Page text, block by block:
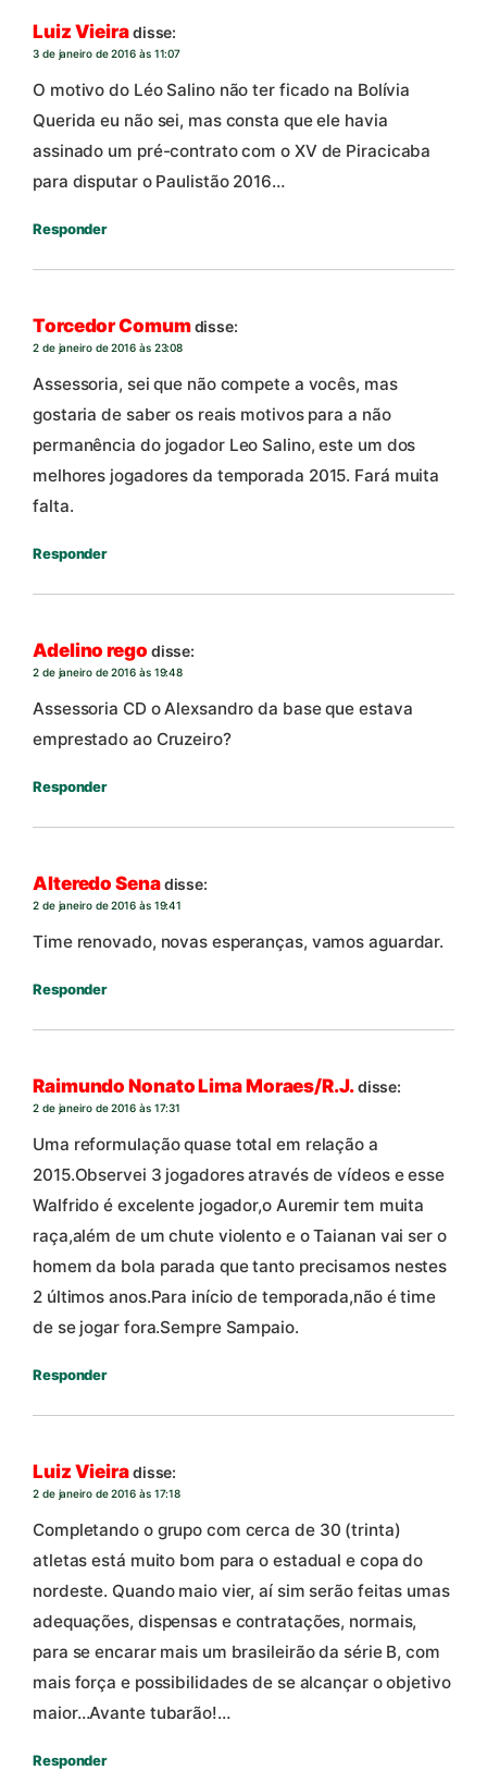
Luiz Vieiradisse:
3 de janeiro de 2016 às 11:07
O motivo do Léo Salino não ter ficado na Bolívia
Querida eu não sei, mas consta que ele havia
assinado um pré-contrato com o XV de Piracicaba
para disputar o Paulistão 2016…
Responder
Torcedor Comumdisse:
2 de janeiro de 2016 às 23:08
Assessoria, sei que não compete a vocês, mas
gostaria de saber os reais motivos para a não
permanência do jogador Leo Salino, este um dos
melhores jogadores da temporada 2015. Fará muita
falta.
Responder
Adelino rego disse:
2 de janeiro de 2016 às 19:48
Assessoria CD o Alexsandro da base que estava
emprestado ao Cruzeiro?
Responder
Alteredo Senadisse:
2 de janeiro de 2016 às 19:41
Time renovado, novas esperanças, vamos aguardar.
Responder
Raimundo Nonato Lima Moraes/R.J.disse:
2 de janeiro de 2016 às 17:31
Uma reformulação quase total em relação a
2015.Observei 3 jogadores através de vídeos e esse
Walfrido é excelente jogador,o Auremir tem muita
raça,além de um chute violento e o Taianan vai ser o
homem da bola parada que tanto precisamos nestes
2 últimos anos.Para início de temporada,não é time
de se jogar fora.Sempre Sampaio.
Responder
Luiz Vieiradisse:
2 de janeiro de 2016 às 17:18
Completando o grupo com cerca de 30 (trinta)
atletas está muito bom para o estadual e copa do
nordeste. Quando maio vier, aí sim serão feitas umas
adequações, dispensas e contratações, normais,
para se encarar mais um brasileirão da série B, com
mais força e possibilidades de se alcançar o objetivo
maior…Avante tubarão!…
Responder